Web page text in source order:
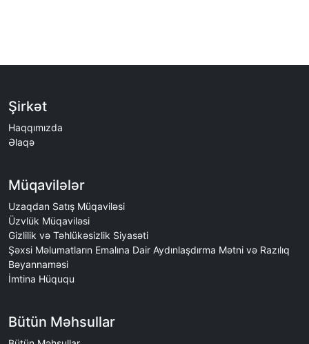
Şirkət
Haqqımızda
Əlaqə
Müqavilələr
Uzaqdan Satış Müqaviləsi
Üzvlük Müqaviləsi
Gizlilik və Təhlükəsizlik Siyasəti
Şəxsi Məlumatların Emalına Dair Aydınlaşdırma Mətni və Razılıq
Bəyannaməsi
İmtina Hüququ
Bütün Məhsullar